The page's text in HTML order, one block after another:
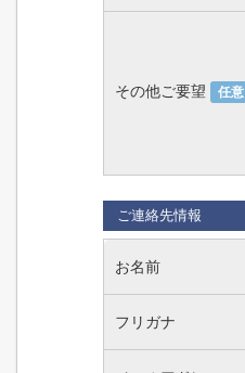
その他ご要望 任意
ご連絡先情報
お名前
フリガナ